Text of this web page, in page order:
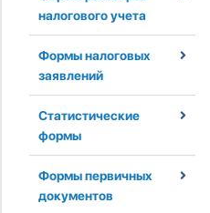
налогового учета
Формы налоговых
заявлений
Статистические
формы
Формы первичных
документов